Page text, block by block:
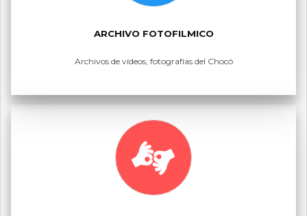
ARCHIVO FOTOFILMICO
Archivos de vídeos, fotografías del Chocó